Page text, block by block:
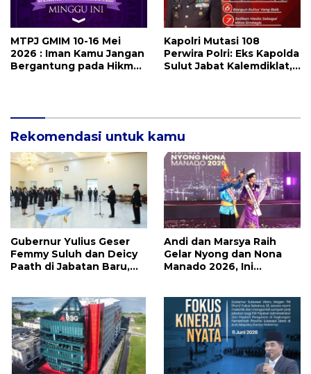
MTPJ GMIM 10-16 Mei
2026 : Iman Kamu Jangan
Bergantung pada Hikmat
Kapolri Mutasi 108
Perwira Polri: Eks Kapolda
Sulut Jabat Kalemdiklat,
Rekomendasi untuk kamu
Gubernur Yulius Geser
Femmy Suluh dan Deicy
Paath di Jabatan Baru,
Andi dan Marsya Raih
Gelar Nyong dan Nona
Manado 2026, Ini